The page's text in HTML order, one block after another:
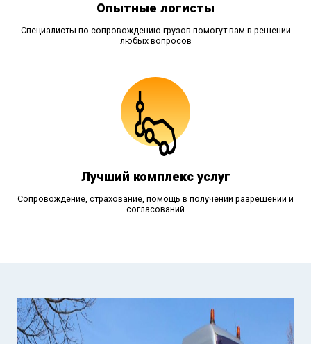
Опытные логисты
Специалисты по сопровождению грузов помогут вам в решении
любых вопросов
Лучший комплекс услуг
Сопровождение, страхование, помощь в получении разрешений и
согласований